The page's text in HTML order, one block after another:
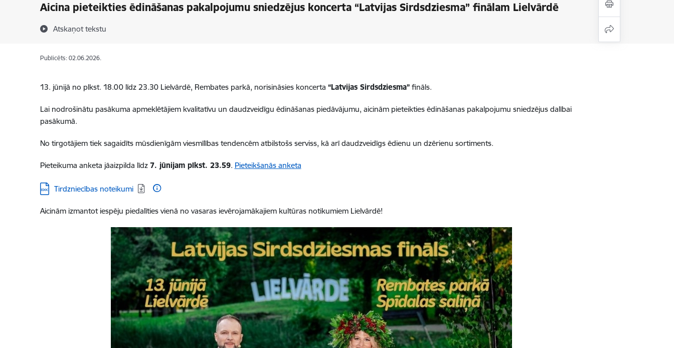
Aicina pieteikties ēdināšanas pakalpojumu sniedzējus koncerta “Latvijas Sirdsdziesma” finālam Lielvārdē
Atskaņot tekstu
Publicēts: 02.06.2026.
13. jūnijā no plkst. 18.00 līdz 23.30 Lielvārdē, Rembates parkā, norisināsies koncerta “Latvijas Sirdsdziesma”fināls.
Lai nodrošinātu pasākuma apmeklētājiem kvalitatīvu un daudzveidīgu ēdināšanas piedāvājumu, aicinām pieteikties ēdināšanas pakalpojumu sniedzējus dalībai
pasākumā.
No tirgotājiem tiek sagaidīts mūsdienīgām viesmīlības tendencēm atbilstošs serviss, kā arī daudzveidīgs ēdienu un dzērienu sortiments.
Pieteikuma anketa jāaizpilda līdz 7. jūnijam plkst. 23.59. Pieteikšanās anketa
Lejupielādēt:
Tirdzniecības noteikumi
Aicinām izmantot iespēju piedalīties vienā no vasaras ievērojamākajiem kultūras notikumiem Lielvārdē!